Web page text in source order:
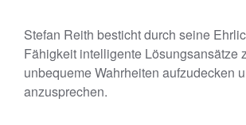
Stefan Reith besticht durch seine
Fähigkeit intelligente Lösungsansätze
unbequeme Wahrheiten aufzudecken
anzusprechen.